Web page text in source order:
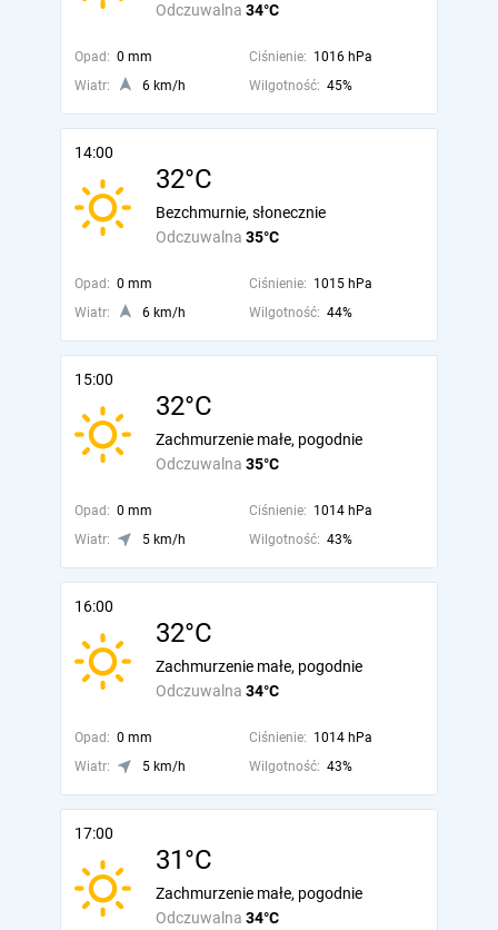
Odczuwalna 34°C
Opad: 0 mm Ciśnienie: 1016 hPa
Wiatr:
6 km/h Wilgotność: 45%
14:00
32°C
Odczuwalna 35°C
Bezchmurnie, słonecznie
Opad: 0 mm Ciśnienie: 1015 hPa
Wiatr:
6 km/h Wilgotność: 44%
15:00
32°C
Odczuwalna 35°C
Zachmurzenie małe, pogodnie
Opad: 0 mm Ciśnienie: 1014 hPa
Wiatr:
5 km/h Wilgotność: 43%
16:00
32°C
Odczuwalna 34°C
Zachmurzenie małe, pogodnie
Opad: 0 mm Ciśnienie: 1014 hPa
Wiatr:
5 km/h Wilgotność: 43%
17:00
31°C
Odczuwalna 34°C
Zachmurzenie małe, pogodnie